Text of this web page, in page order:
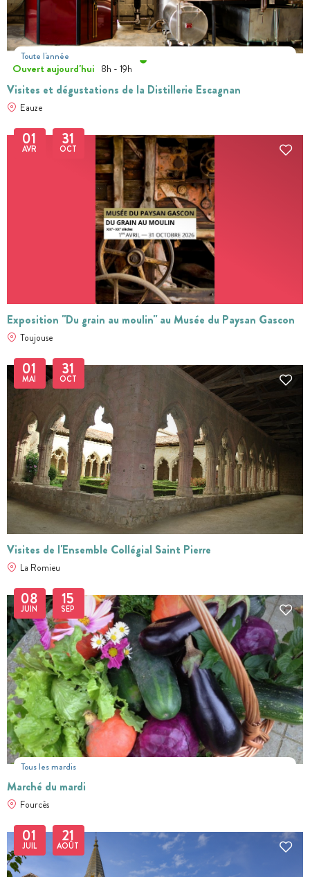
Toute l'année
Ouvert aujourd'hui 8h - 19h
Visites et dégustations de la Distillerie Escagnan
Eauze
01
AVR 31
OCT
Exposition "Du grain au moulin" au Musée du Paysan Gascon
Toujouse
01
MAI 31
OCT
Visites de l'Ensemble Collégial Saint Pierre
La Romieu
Tous les mardis
08
JUIN 15
SEP
Marché du mardi
Fourcès
01
JUIL 21
AOÛT